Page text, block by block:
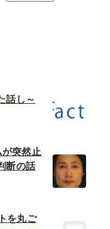
話し～
突然止
断の話
を丸ご